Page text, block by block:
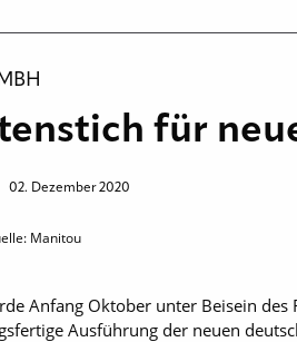
für
02. Dezember 2020
Manitou
Anfang Oktober unter Beisein
Ausführung der neuen